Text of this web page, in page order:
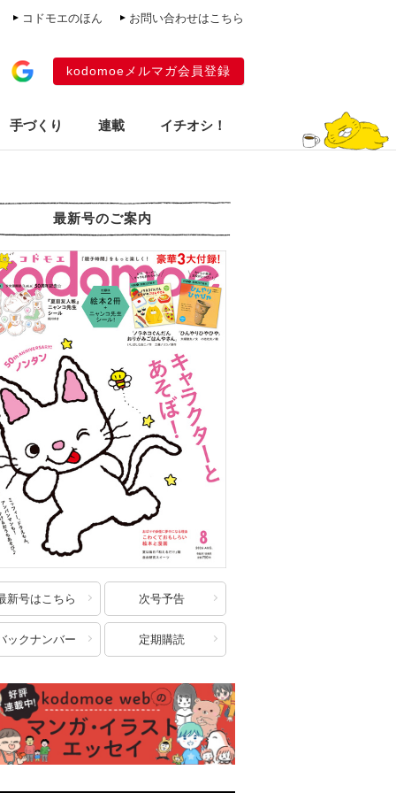
コドモエのほん お問い合わせはこちら
kodomoeメルマガ会員登録
手づくり 連載 イチオシ！
最新号のご案内
新号はこちら 次号予告
ックナンバー 定期購読